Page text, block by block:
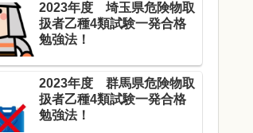
2023年度 埼玉県危険物取
扱者乙種4類試験一発合格
勉強法！
2023年度 群馬県危険物取
扱者乙種4類試験一発合格
勉強法！